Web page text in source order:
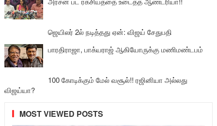
ஜெயிலர் 2ல் நடித்தது ஏன்: விஜய் சேதுபதி
பாரதிராஜா, பாக்யராஜ் ஆகியோருக்கு மணிமண்டபம்
100 கோடிக்கும் மேல் வசூல்!! ரஜினியா அல்லது
விஜய்யா?
MOST VIEWED POSTS